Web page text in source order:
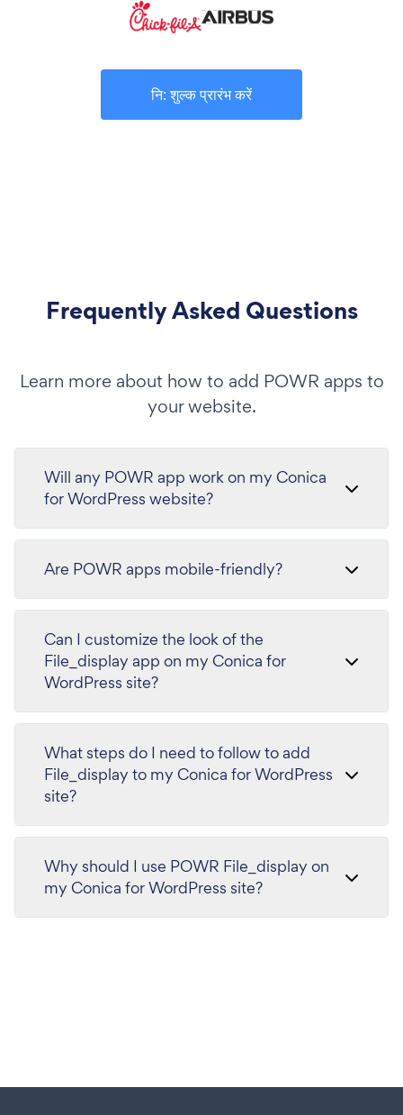
नि: शुल्क प्रारंभ करें
Frequently Asked Questions
Learn more about how to add POWR apps to
your website.
Will any POWR app work on my Conica
for WordPress website?
Are POWR apps mobile-friendly?
Can I customize the look of the
File_display app on my Conica for
WordPress site?
What steps do I need to follow to add
File_display to my Conica for WordPress
site?
Why should I use POWR File_display on
my Conica for WordPress site?